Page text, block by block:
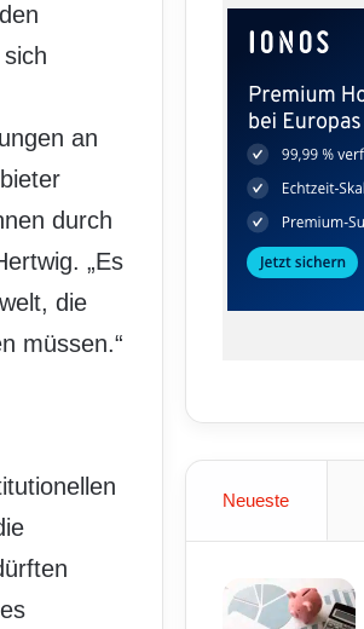
an
durch
„Es
die
müssen.“
Neueste